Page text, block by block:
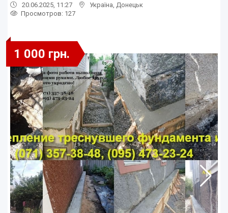
20.06.2025, 11:27 Україна Донецьк
Просмотров: 127
1 000 грн.